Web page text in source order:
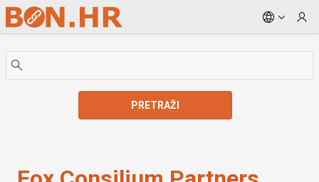
Skip to Main Content
PRETRAŽI